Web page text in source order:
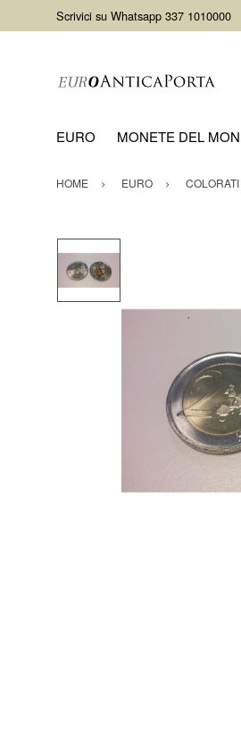
Scrivici su Whatsapp 337 1010000
EURO MONETE DEL
HOME EURO COLORATI